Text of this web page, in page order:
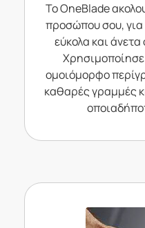
Το OneBlade
προσώπου σου, για
εύκολα και άνετα
Χρησιμοποίησε
ομοιόμορφο
καθαρές γραμμές